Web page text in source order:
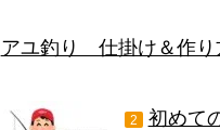
アユ釣り 仕掛け＆作り
2 初めて